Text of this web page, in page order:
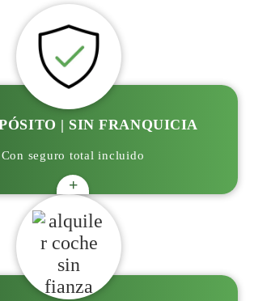
| SIN FRANQUICIA
Con seguro total incluido
+